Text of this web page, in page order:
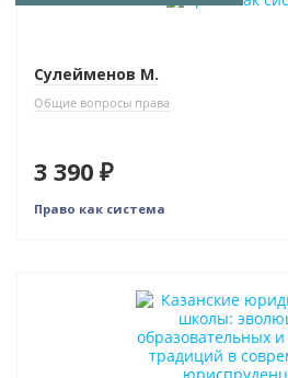
Сулейменов М.
Общие вопросы права
3 390 ₽
Право как система